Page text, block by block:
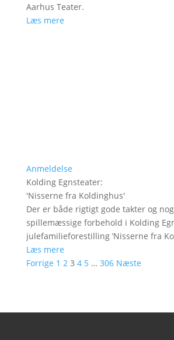
Aarhus Teater.
Læs mere
Anmeldelse
Kolding Egnsteater:
'Nisserne fra Koldinghus'
Der er både rigtigt gode takter og
spillemæssige forbehold i Kolding
julefamilieforestilling ’Nisserne fra
Læs mere
Forrige 1 2 3 4 5 … 306 Næste